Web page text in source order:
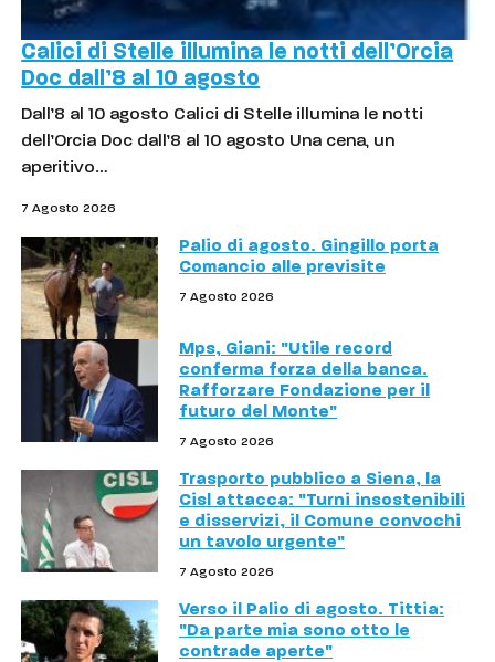
Calici di Stelle illumina le notti dell’Orcia
Doc dall’8 al 10 agosto
Dall’8 al 10 agosto Calici di Stelle illumina le notti
dell’Orcia Doc dall’8 al 10 agosto Una cena, un
aperitivo…
7 Agosto 2026
Palio di agosto. Gingillo porta
Comancio alle previsite
7 Agosto 2026
Mps, Giani: "Utile record
conferma forza della banca.
Rafforzare Fondazione per il
futuro del Monte"
7 Agosto 2026
Trasporto pubblico a Siena, la
Cisl attacca: "Turni insostenibili
e disservizi, il Comune convochi
un tavolo urgente"
7 Agosto 2026
Verso il Palio di agosto. Tittia:
"Da parte mia sono otto le
contrade aperte"